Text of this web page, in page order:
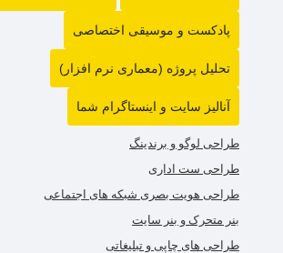
پادکست و موسیقی اختصاصی
تحلیل پروژه (معماری نرم افزار)
آنالیز سایت و اینستاگرام شما
طراحی لوگو و برندینگ
طراحی ست اداری
طراحی هویت بصری شبکه های اجتماعی
بنر متحرک و بنر سایت
طراحی های چاپی و تبلیغاتی